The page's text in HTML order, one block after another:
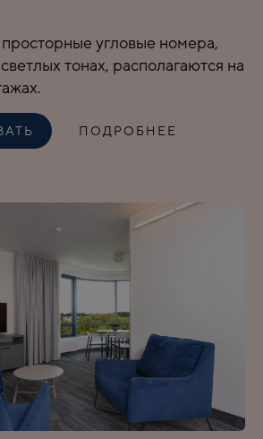
угловые номера,
тонах, располагаются на
ПОДРОБНЕЕ